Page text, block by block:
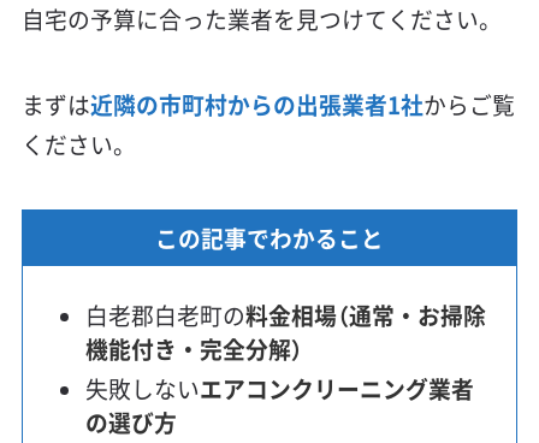
自宅の予算に合った業者を見つけてください。
まずは近隣の市町村からの出張業者1社からご覧
ください。
この記事でわかること
白老郡白老町の料金相場（通常・お掃除
機能付き・完全分解）
失敗しないエアコンクリーニング業者
の選び方